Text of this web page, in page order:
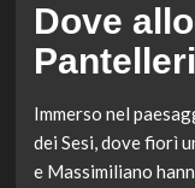
Dove
Immerso nel
dei Sesi, dove fiorì
e Massimiliano